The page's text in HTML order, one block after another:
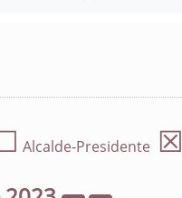
Alcalde-Presidente ☒